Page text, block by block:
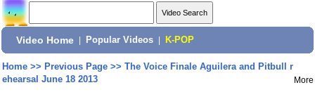
Video Home Popular Videos K-POP
Home>> Previous Page>> The Voice Finale Aguilera and Pitbull r
ehearsal June 18 2013
More